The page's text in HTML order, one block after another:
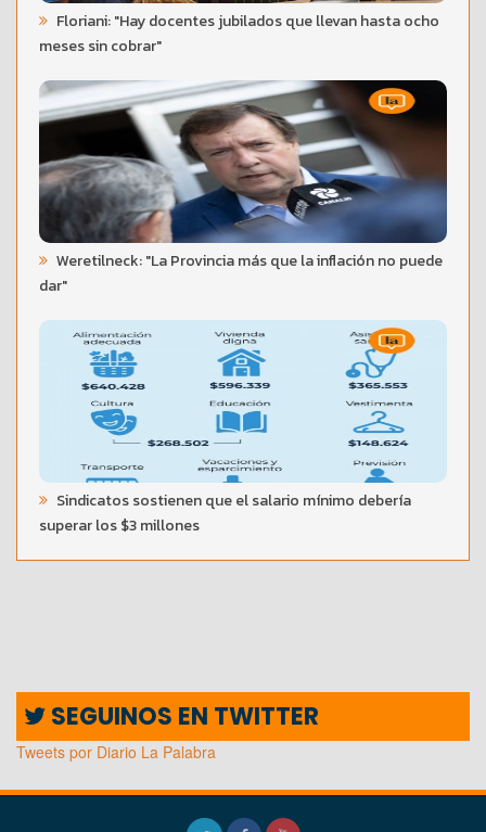
Floriani: "Hay docentes jubilados que llevan hasta ocho
meses sin cobrar"
Weretilneck: "La Provincia más que la inflación no puede
dar"
Sindicatos sostienen que el salario mínimo debería
superar los $3 millones
SEGUINOS EN TWITTER
Tweets por Diario La Palabra